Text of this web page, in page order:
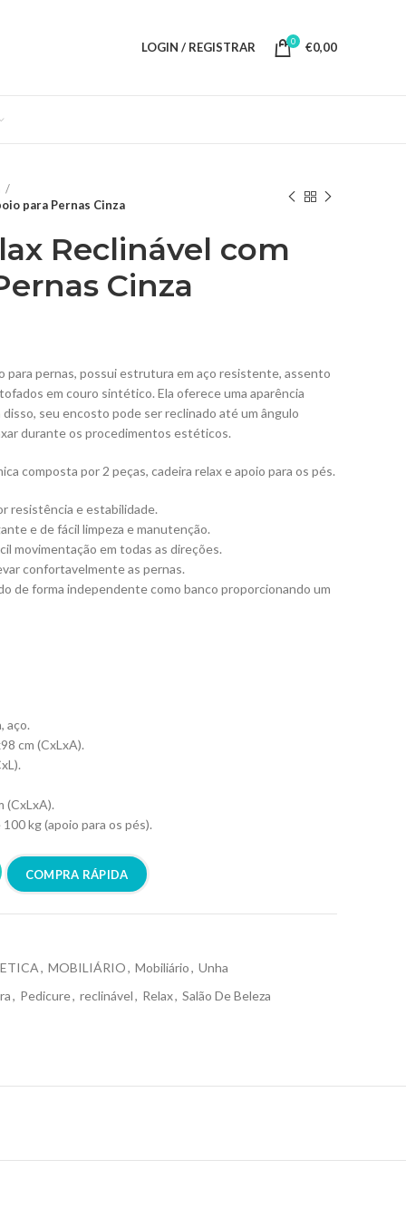
LOGIN / REGISTRAR 0 €0,00
para Pernas Cinza
Reclinável com
Cinza
para pernas, possui estrutura em aço resistente, assento
em couro sintético. Ela oferece uma aparência
seu encosto pode ser reclinado até um ângulo
durante os procedimentos estéticos.
composta por 2 peças, cadeira relax e apoio para os pés.
resistência e estabilidade.
e de fácil limpeza e manutenção.
movimentação em todas as direções.
confortavelmente as pernas.
de forma independente como banco proporcionando um
aço.
cm (CxLxA).
(CxLxA).
kg (apoio para os pés).
COMPRA RÁPIDA
, MOBILIÁRIO, Mobiliário, Unha
, Pedicure, reclinável, Relax, Salão De Beleza